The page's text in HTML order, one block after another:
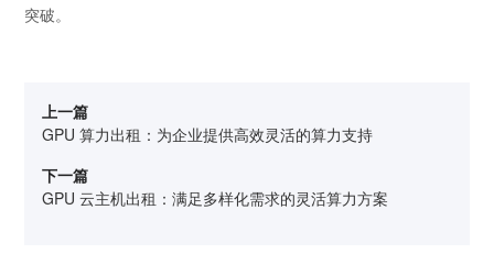
突破。
上一篇
GPU 算力出租：为企业提供高效灵活的算力支持
下一篇
GPU 云主机出租：满足多样化需求的灵活算力方案